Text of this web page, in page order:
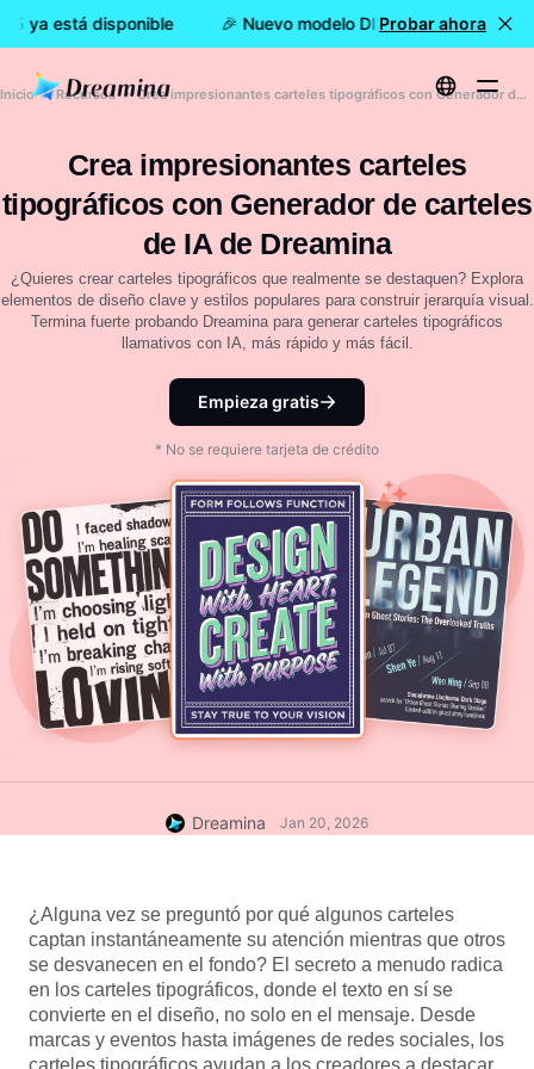
ya está disponible 🎉 Nuevo modelo DISPONIBLE:
Probar ahora
Inicio Recursos Crea impresionantes carteles tipográficos con Generador de carteles de IA de Dreamina
Crea impresionantes carteles
tipográficos con Generador de carteles
de IA de Dreamina
¿Quieres crear carteles tipográficos que realmente se destaquen? Explora
elementos de diseño clave y estilos populares para construir jerarquía visual.
Termina fuerte probando Dreamina para generar carteles tipográficos
llamativos con IA, más rápido y más fácil.
Empieza gratis
* No se requiere tarjeta de crédito
Dreamina Jan 20, 2026
¿Alguna vez se preguntó por qué algunos carteles
captan instantáneamente su atención mientras que otros
se desvanecen en el fondo? El secreto a menudo radica
en los carteles tipográficos, donde el texto en sí se
convierte en el diseño, no solo en el mensaje. Desde
marcas y eventos hasta imágenes de redes sociales, los
carteles tipográficos ayudan a los creadores a destacar